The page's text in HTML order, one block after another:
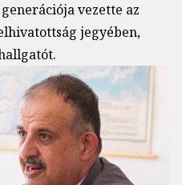
vezette az
jegyében,